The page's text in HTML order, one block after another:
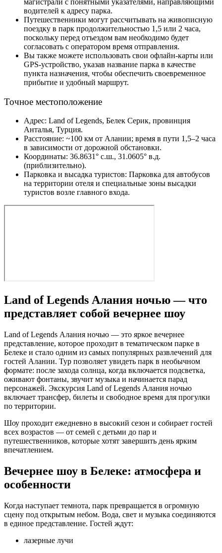
магистрали с понятными указателями, направляющими
водителей к адресу парка.
Путешественники могут рассчитывать на живописную
поездку в парк продолжительностью 1,5 или 2 часа,
поскольку перед отъездом вам необходимо будет
согласовать с оператором время отправления.
Вы также можете использовать свои офлайн-карты или
GPS-устройство, указав название парка в качестве
пункта назначения, чтобы обеспечить своевременное
прибытие и удобный маршрут.
Точное местоположение
Адрес: Land of Legends, Белек Серик, провинция
Анталья, Турция.
Расстояние: ~100 км от Алании; время в пути 1,5–2 часа
в зависимости от дорожной обстановки.
Координаты: 36.8631° с.ш., 31.0605° в.д.
(приблизительно).
Парковка и высадка туристов: Парковка для автобусов
на территории отеля и специальные зоны высадки
туристов возле главного входа.
Land of Legends Алания ночью — что
представляет собой вечернее шоу
Land of Legends Алания ночью — это яркое вечернее
представление, которое проходит в тематическом парке в
Белеке и стало одним из самых популярных развлечений для
гостей Алании. Тур позволяет увидеть парк в необычном
формате: после захода солнца, когда включается подсветка,
оживают фонтаны, звучит музыка и начинается парад
персонажей. Экскурсия Land of Legends Алания ночью
включает трансфер, билеты и свободное время для прогулки
по территории.
Шоу проходит ежедневно в высокий сезон и собирает гостей
всех возрастов — от семей с детьми до пар и
путешественников, которые хотят завершить день ярким
впечатлением.
Вечернее шоу в Белеке: атмосфера и
особенности
Когда наступает темнота, парк превращается в огромную
сцену под открытым небом. Вода, свет и музыка соединяются
в единое представление. Гостей ждут:
лазерные лучи